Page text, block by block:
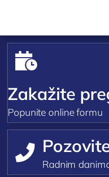
SR
POLIKLINIKA

Zakažite
Popunite online formu

Radnim